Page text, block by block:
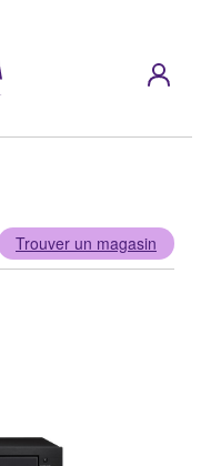
Trouver un magasin